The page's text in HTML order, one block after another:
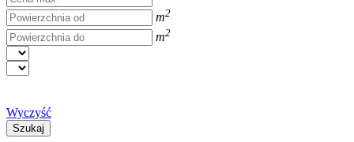
m2
m2
Wyczyść
Szukaj